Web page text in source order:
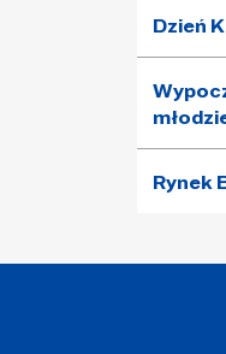
Dzień
Rynek